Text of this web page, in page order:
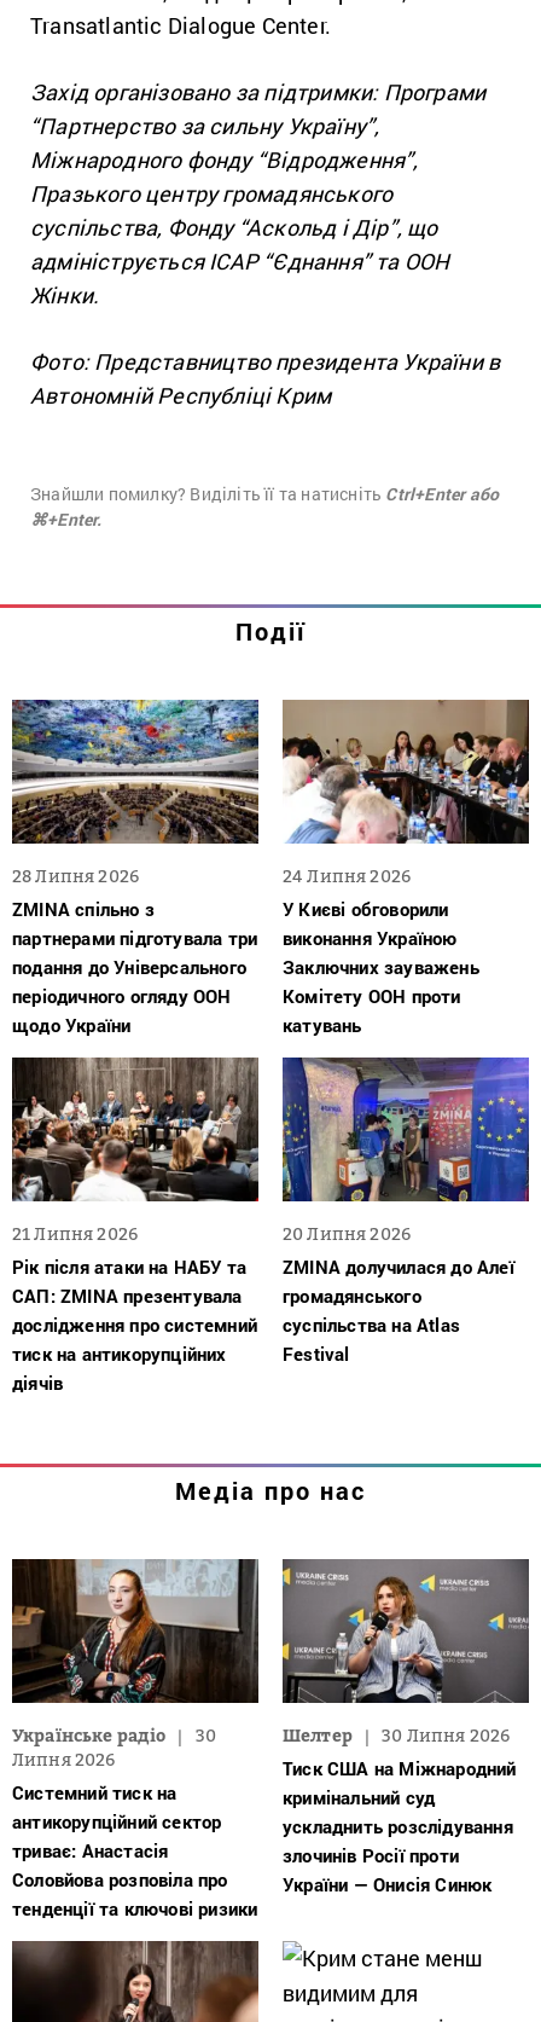
Transatlantic Dialogue Center.
Захід організовано за підтримки: Програми
“Партнерство за сильну Україну”,
Міжнародного фонду “Відродження”,
Празького центру громадянського
суспільства, Фонду “Аскольд і Дір”, що
адмініструється ІСАР “Єднання” та ООН
Жінки.
Фото: Представництво президента України в
Автономній Республіці Крим
Знайшли помилку? Виділіть її та натисніть Ctrl+Enter або
⌘+Enter.
Події
28 Липня 2026
ZMINA спільно з
партнерами підготувала три
подання до Універсального
періодичного огляду ООН
щодо України
24 Липня 2026
У Києві обговорили
виконання Україною
Заключних зауважень
Комітету ООН проти
катувань
21 Липня 2026
Рік після атаки на НАБУ та
САП: ZMINA презентувала
дослідження про системний
тиск на антикорупційних
діячів
20 Липня 2026
ZMINA долучилася до Алеї
громадянського
суспільства на Atlas
Festival
Медіа про нас
Українське радіо
30
Липня 2026
Системний тиск на
антикорупційний сектор
триває: Анастасія
Соловйова розповіла про
тенденції та ключові ризики
Шелтер 30 Липня 2026
Тиск США на Міжнародний
кримінальний суд
ускладнить розслідування
злочинів Росії проти
України — Онисія Синюк